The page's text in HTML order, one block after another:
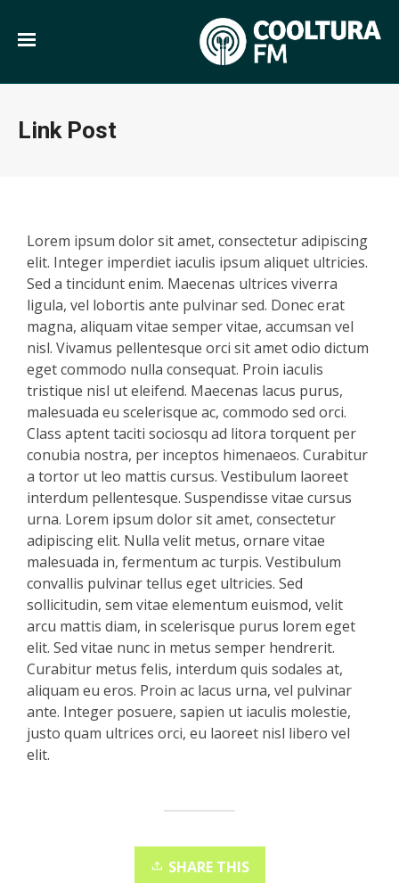
Link Post
Lorem ipsum dolor sit amet, consectetur adipiscing
elit. Integer imperdiet iaculis ipsum aliquet ultricies.
Sed a tincidunt enim. Maecenas ultrices viverra
ligula, vel lobortis ante pulvinar sed. Donec erat
magna, aliquam vitae semper vitae, accumsan vel
nisl. Vivamus pellentesque orci sit amet odio dictum
eget commodo nulla consequat. Proin iaculis
tristique nisl ut eleifend. Maecenas lacus purus,
malesuada eu scelerisque ac, commodo sed orci.
Class aptent taciti sociosqu ad litora torquent per
conubia nostra, per inceptos himenaeos. Curabitur
a tortor ut leo mattis cursus. Vestibulum laoreet
interdum pellentesque. Suspendisse vitae cursus
urna. Lorem ipsum dolor sit amet, consectetur
adipiscing elit. Nulla velit metus, ornare vitae
malesuada in, fermentum ac turpis. Vestibulum
convallis pulvinar tellus eget ultricies. Sed
sollicitudin, sem vitae elementum euismod, velit
arcu mattis diam, in scelerisque purus lorem eget
elit. Sed vitae nunc in metus semper hendrerit.
Curabitur metus felis, interdum quis sodales at,
aliquam eu eros. Proin ac lacus urna, vel pulvinar
ante. Integer posuere, sapien ut iaculis molestie,
justo quam ultrices orci, eu laoreet nisl libero vel
elit.
SHARE THIS